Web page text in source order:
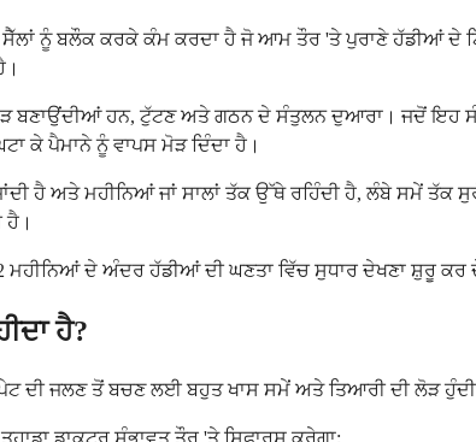
ਨੂੰ ਬਲੌਕ ਕਰਕੇ ਕੰਮ ਕਰਦਾ ਹੈ ਜੋ ਆਮ ਤੌਰ 'ਤੇ ਪੁਰਾਣੇ ਹੱਡੀਆਂ ਦੇ
ਹਨ, ਟੁੱਟਣ ਅਤੇ ਗਠਨ ਦੇ ਸੰਤੁਲਨ ਦੁਆਰਾ। ਜਦੋਂ ਇਹ
ਕੇ ਪੈਮਾਨੇ ਨੂੰ ਵਾਪਸ ਮੋੜ ਦਿੰਦਾ ਹੈ।
ਹੈ ਅਤੇ ਮਹੀਨਿਆਂ ਜਾਂ ਸਾਲਾਂ ਤੱਕ ਉੱਥੇ ਰਹਿੰਦੀ ਹੈ, ਲੰਬੇ ਸਮੇਂ ਤੱਕ
ਹੈ।
ਦੇ ਅੰਦਰ ਹੱਡੀਆਂ ਦੀ ਘਣਤਾ ਵਿੱਚ ਸੁਧਾਰ ਦੇਖਣਾ ਸ਼ੁਰੂ
ਹੈ?
ਜਲਣ ਤੋਂ ਬਚਣ ਲਈ ਬਹੁਤ ਖਾਸ ਸਮੇਂ ਅਤੇ ਤਿਆਰੀ ਦੀ ਲੋੜ ਹੁੰਦੀ